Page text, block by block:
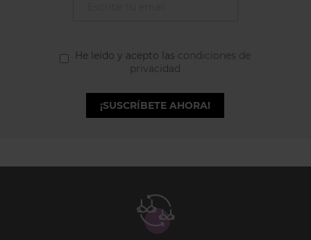
He leído y acepto las condiciones de
privacidad
¡SUSCRÍBETE AHORA!